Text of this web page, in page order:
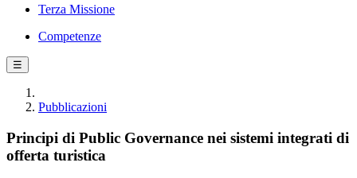
Terza Missione
Competenze
☰
Pubblicazioni
Principi di Public Governance nei sistemi integrati di
offerta turistica